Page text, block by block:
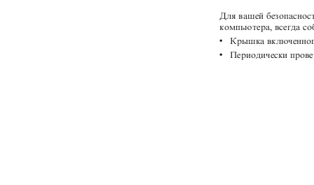
Для вашей
компьютера, всегда
v Крышка
v Периодически